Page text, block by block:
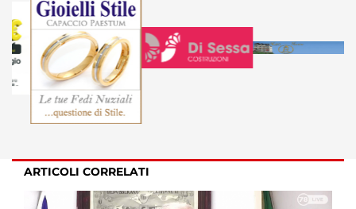
ARTICOLI CORRELATI